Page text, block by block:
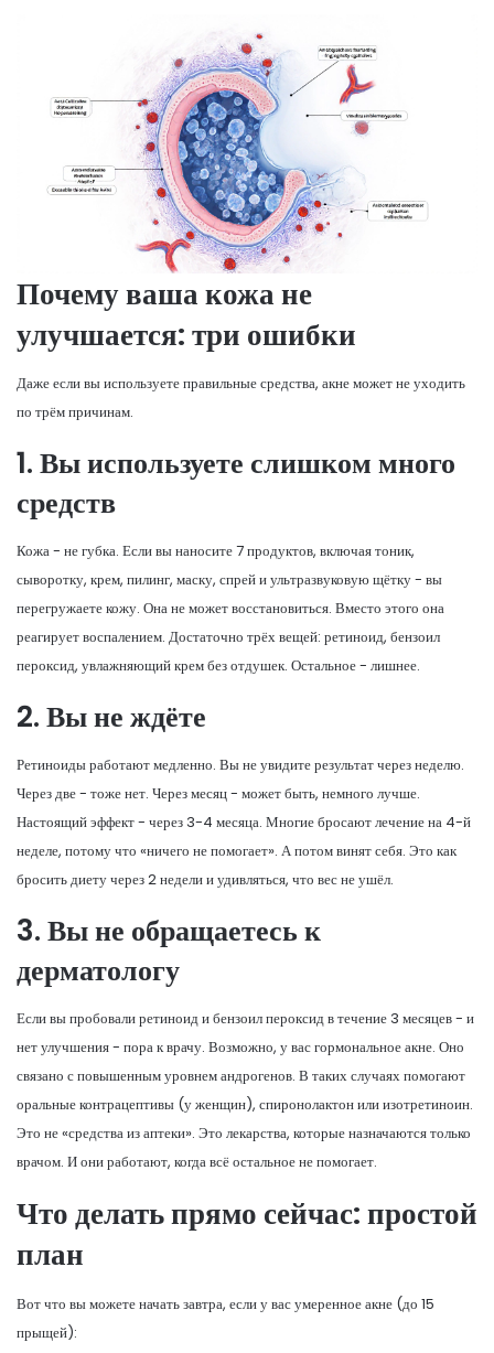
Почему ваша кожа не
улучшается: три ошибки
Даже если вы используете правильные средства, акне может не уходить
по трём причинам.
1. Вы используете слишком много
средств
Кожа - не губка. Если вы наносите 7 продуктов, включая тоник,
сыворотку, крем, пилинг, маску, спрей и ультразвуковую щётку - вы
перегружаете кожу. Она не может восстановиться. Вместо этого она
реагирует воспалением. Достаточно трёх вещей: ретиноид, бензоил
пероксид, увлажняющий крем без отдушек. Остальное - лишнее.
2. Вы не ждёте
Ретиноиды работают медленно. Вы не увидите результат через неделю.
Через две - тоже нет. Через месяц - может быть, немного лучше.
Настоящий эффект - через 3-4 месяца. Многие бросают лечение на 4-й
неделе, потому что «ничего не помогает». А потом винят себя. Это как
бросить диету через 2 недели и удивляться, что вес не ушёл.
3. Вы не обращаетесь к
дерматологу
Если вы пробовали ретиноид и бензоил пероксид в течение 3 месяцев - и
нет улучшения - пора к врачу. Возможно, у вас гормональное акне. Оно
связано с повышенным уровнем андрогенов. В таких случаях помогают
оральные контрацептивы (у женщин), спиронолактон или изотретиноин.
Это не «средства из аптеки». Это лекарства, которые назначаются только
врачом. И они работают, когда всё остальное не помогает.
Что делать прямо сейчас: простой
план
Вот что вы можете начать завтра, если у вас умеренное акне (до 15
прыщей):